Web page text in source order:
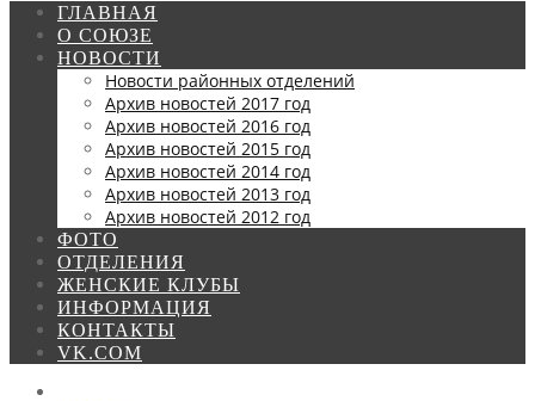
ГЛАВНАЯ
О СОЮЗЕ
НОВОСТИ
Новости районных отделений
Архив новостей 2017 год
Архив новостей 2016 год
Архив новостей 2015 год
Архив новостей 2014 год
Архив новостей 2013 год
Архив новостей 2012 год
ФОТО
ОТДЕЛЕНИЯ
ЖЕНСКИЕ КЛУБЫ
ИНФОРМАЦИЯ
КОНТАКТЫ
VK.COM